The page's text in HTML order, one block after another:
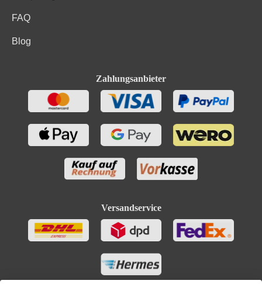
Kohlenhydrate
Kohlenhydrate davon Zucker
Bio-Trauben, Konservierungsstoffe (Sulfite). Enthält
geringfügige Mengen von Fett, gesättigten Fettsäuren,
Eiweiß und Salz
FAQ
Blog
Zahlungsanbieter
Versandservice